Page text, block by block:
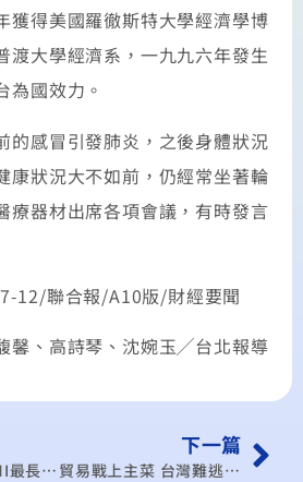
得美國羅徹斯特大學經濟學博
渡大學經濟系，一九九六年發生
為國效力。
感冒引發肺炎，之後身體狀況
康狀況大不如前，仍經常坐著輪
療器材出席各項會議，有時發言
12/聯合報/A10版/財經要聞
馨、高詩琴、沈婉玉╱台北報導
連27上揚 台灣PMI最長擴張期
下一篇
貿易戰上主菜 台灣難逃戰火